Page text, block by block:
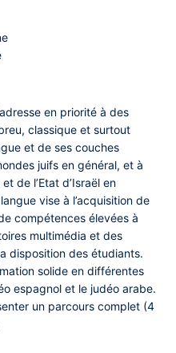
en priorité à des
classique et surtout
et de ses couches
juifs en général, et à
de l’Etat d’Israël en
vise à l’acquisition de
compétences élevées à
multimédia et des
disposition des étudiants.
solide en différentes
espagnol et le judéo arabe.
un parcours complet (4